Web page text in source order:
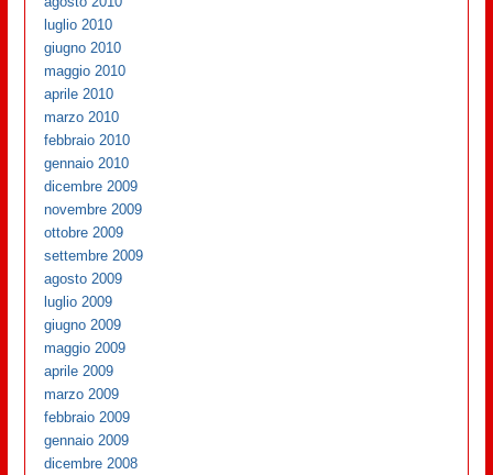
luglio 2010
giugno 2010
maggio 2010
aprile 2010
marzo 2010
febbraio 2010
gennaio 2010
dicembre 2009
novembre 2009
ottobre 2009
settembre 2009
agosto 2009
luglio 2009
giugno 2009
maggio 2009
aprile 2009
marzo 2009
febbraio 2009
gennaio 2009
dicembre 2008